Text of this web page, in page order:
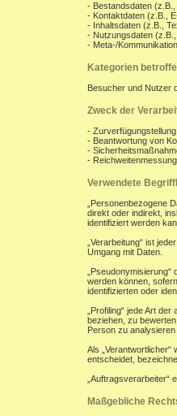
- Bestandsdaten
- Kontaktdaten (z.B.,
- Inhaltsdaten (z.B.,
- Nutzungsdaten
- Meta-/
Kategorien
Besucher und Nutzer
Zweck der
-
- Beantwortung von
-
-
Verwendete
„Personenbezogene
direkt oder indirekt,
identifiziert werden
„Verarbeitung“ ist
Umgang mit Daten.
werden können,
identifizierten oder
„Profiling“ jede Art
beziehen, zu
Person zu
Als
entscheidet,
Maßgebliche